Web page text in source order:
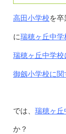
高田小学校を
に瑞穂ヶ丘中学
瑞穂ヶ丘中学校
御劔小学校に関
では、 瑞穂ヶ丘
か？